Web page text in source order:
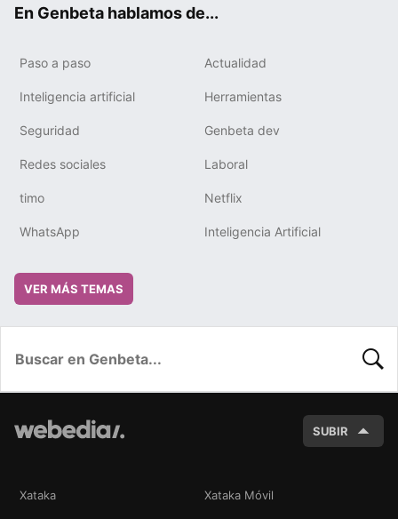
En Genbeta hablamos de...
Paso a paso Actualidad
Inteligencia artificial Herramientas
Seguridad Genbeta dev
Redes sociales Laboral
timo Netflix
WhatsApp Inteligencia Artificial
VER MÁS TEMAS
SUBIR
Xataka Xataka Móvil